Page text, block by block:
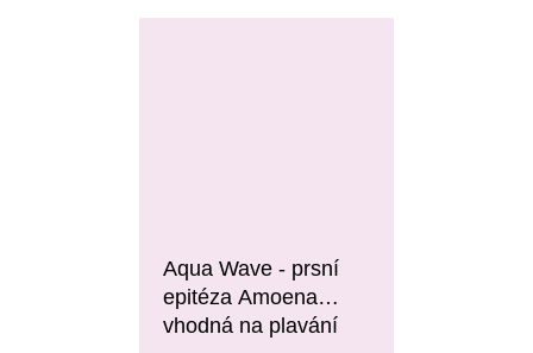
Aqua Wave - prsní
epitéza Amoena
vhodná na plavání